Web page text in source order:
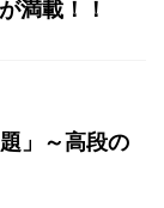
満載！！
」～高段の